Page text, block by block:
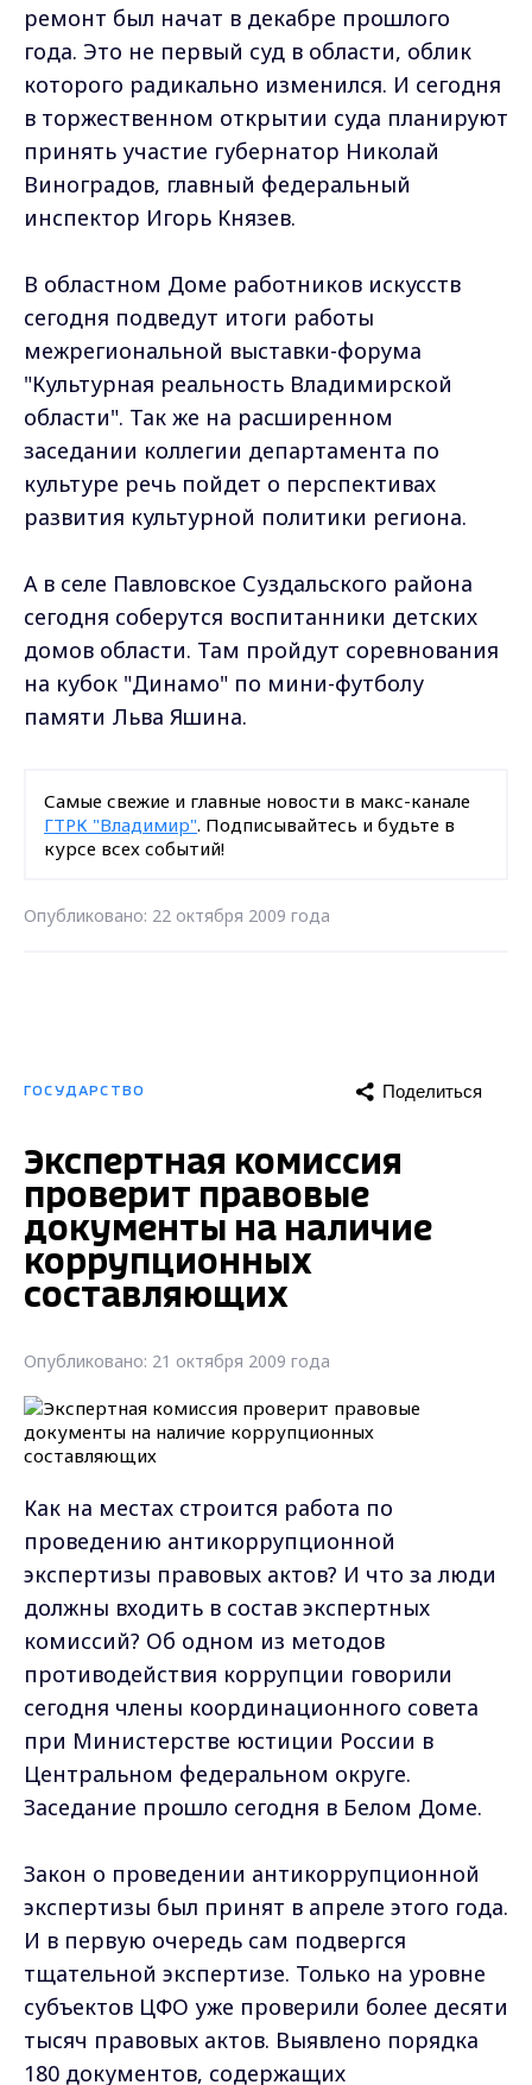
ремонт был начат в декабре прошлого
года. Это не первый суд в области, облик
которого радикально изменился. И сегодня
в торжественном открытии суда планируют
принять участие губернатор Николай
Виноградов, главный федеральный
инспектор Игорь Князев.
В областном Доме работников искусств
сегодня подведут итоги работы
межрегиональной выставки-форума
"Культурная реальность Владимирской
области". Так же на расширенном
заседании коллегии департамента по
культуре речь пойдет о перспективах
развития культурной политики региона.
А в селе Павловское Суздальского района
сегодня соберутся воспитанники детских
домов области. Там пройдут соревнования
на кубок "Динамо" по мини-футболу
памяти Льва Яшина.
Самые свежие и главные новости в макс-канале
ГТРК "Владимир". Подписывайтесь и будьте в
курсе всех событий!
Опубликовано: 22 октября 2009 года
ГОСУДАРСТВО Поделиться
Экспертная комиссия
проверит правовые
документы на наличие
коррупционных
составляющих
Опубликовано: 21 октября 2009 года
Как на местах строится работа по
проведению антикоррупционной
экспертизы правовых актов? И что за люди
должны входить в состав экспертных
комиссий? Об одном из методов
противодействия коррупции говорили
сегодня члены координационного совета
при Министерстве юстиции России в
Центральном федеральном округе.
Заседание прошло сегодня в Белом Доме.
Закон о проведении антикоррупционной
экспертизы был принят в апреле этого года.
И в первую очередь сам подвергся
тщательной экспертизе. Только на уровне
субъектов ЦФО уже проверили более десяти
тысяч правовых актов. Выявлено порядка
180 документов, содержащих